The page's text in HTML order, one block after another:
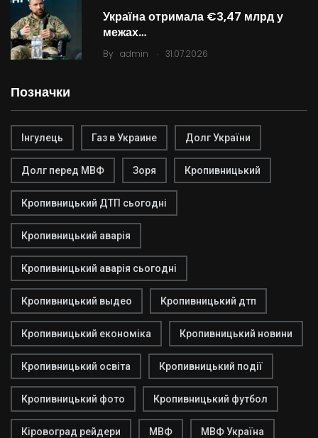
Україна отримала €3,47 млрд у
межах…
By admin . 31.07.2026
Позначки
Інгулець Газ в Украине Долг України
Долг перед МВФ Зоря Кропивницький
Кропивницький ДТП сьогодні
Кропивницький аварія
Кропивницький аварія сьогодні
Кропивницький выдео Кропивницький дтп
Кропивницький економіка Кропивницький новини
Кропивницький освіта Кропивницький події
Кропивницький фото Кропивницький футбол
Кіровоград рейдери МВФ МВФ Україна